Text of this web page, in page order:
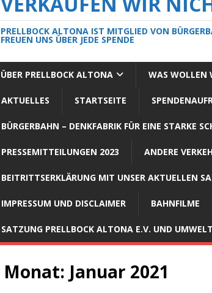
PRELLBOCK ALTONA IST MITGLIED VON
FREUEN UNS ÜBER JEDE SPENDE
ÜBER PRELLBOCK ALTONA WAS WOLLEN
AKTUELLES STARTSEITE
BÜRGERBAHN – DENKFABRIK FÜR EINE STARKE
PRESSEMITTEILUNGEN 2023 ANDERE
BEITRITTSERKLÄRUNG MIT UNSER AKTUELLEN
IMPRESSUM UND DISCLAIMER BAHNFILME
SATZUNG PRELLBOCK ALTONA E.V. UND
Monat: Januar 2021